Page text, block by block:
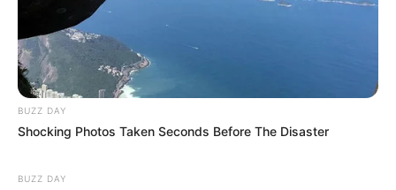
BUZZ DAY
Shocking Photos Taken Seconds Before The Disaster
BUZZ DAY